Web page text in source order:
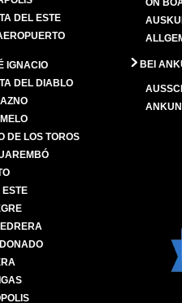
DEL ESTE
IGNACIO
DEL DIABLO
DE LOS TOROS
ON
BEI